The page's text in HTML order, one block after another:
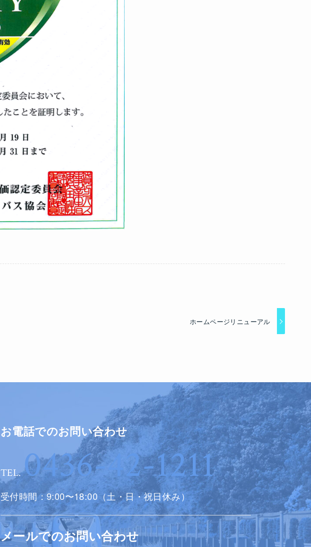
ホームページリニューアル
お電話でのお問い合わせ
TEL.0436-42-1211
受付時間：9:00〜18:00（土・日・祝日休み）
メールでのお問い合わせ